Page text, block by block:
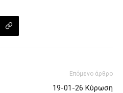
Επόμενο άρθρο
19-01-26 Κύρωση